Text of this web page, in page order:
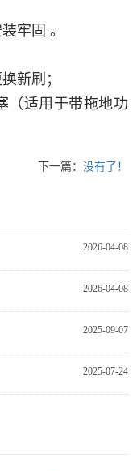
牢固 。
新刷；
（适用于带拖地功
下一篇： 没有了！
2026-04-08
2026-04-08
2025-09-07
2025-07-24